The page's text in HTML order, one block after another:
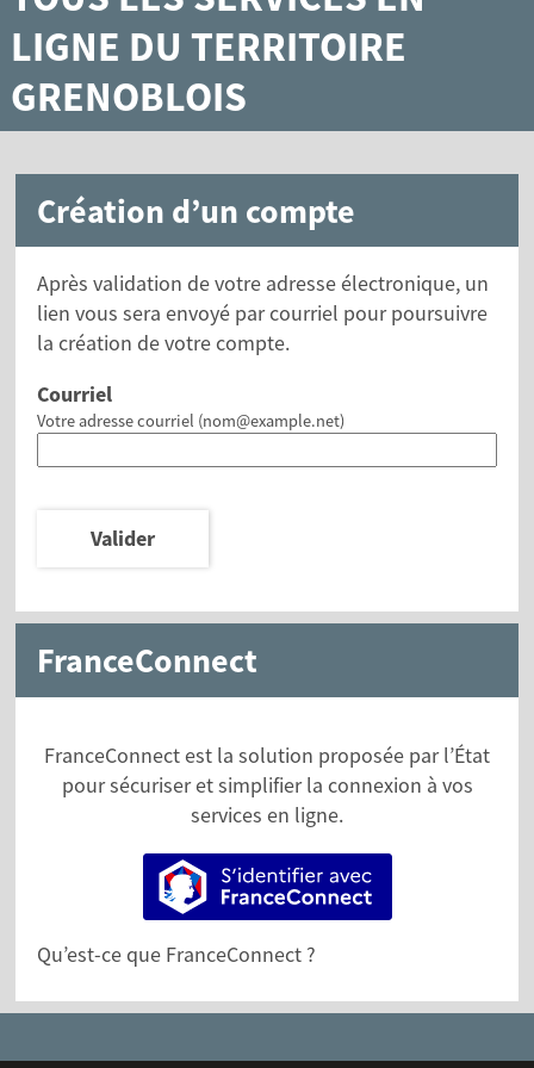
LIGNE DU TERRITOIRE
GRENOBLOIS
Création d’un compte
Après validation de votre adresse électronique, un
lien vous sera envoyé par courriel pour poursuivre
la création de votre compte.
Courriel
Votre adresse courriel (nom@example.net)
Valider
FranceConnect
FranceConnect est la solution proposée par l’État
pour sécuriser et simplifier la connexion à vos
services en ligne.
S’identifier avec
Qu’est-ce que FranceConnect ?